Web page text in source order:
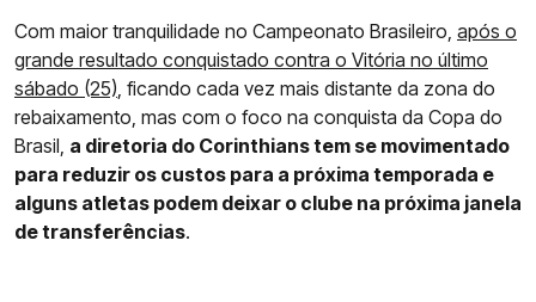
Com maior tranquilidade no Campeonato Brasileiro, após o
grande resultado conquistado contra o Vitória no último
sábado (25), ficando cada vez mais distante da zona do
rebaixamento, mas com o foco na conquista da Copa do
Brasil, a diretoria do Corinthians tem se movimentado
para reduzir os custos para a próxima temporada e
alguns atletas podem deixar o clube na próxima janela
de transferências.